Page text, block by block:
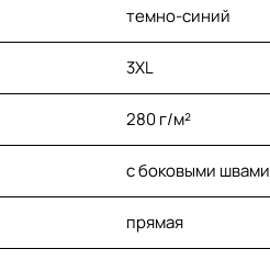
темно-синий
3XL
280 г/м²
с боковыми швами
прямая